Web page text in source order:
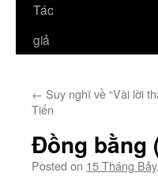
Tác
giả
← Suy nghĩ về “Vài lời
Tiến
Đồng bằng
Posted on 15 Tháng